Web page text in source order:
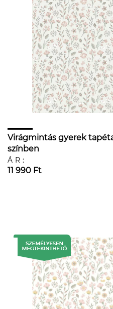
Virágmintás gyerek
színben
ÁR:
11 990 Ft